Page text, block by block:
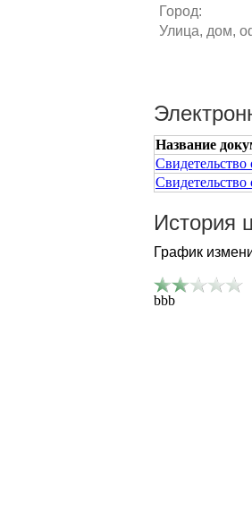
Город:
Улица, дом,
Название
История
График
bbb